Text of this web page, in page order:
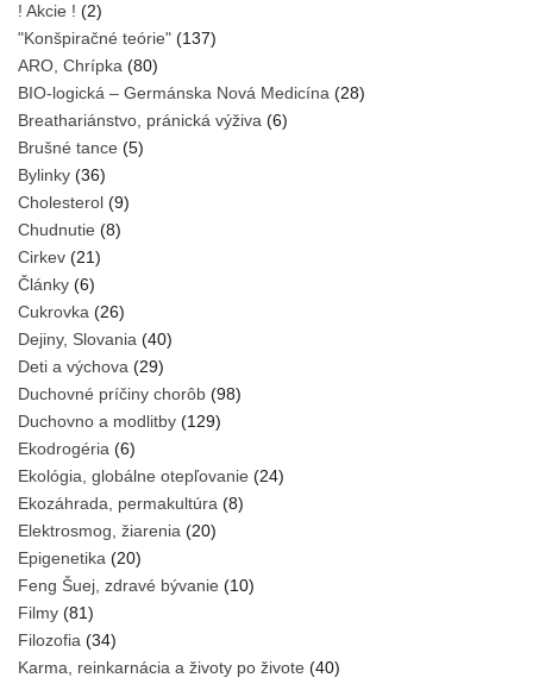
! Akcie ! (2)
"Konšpiračné teórie" (137)
ARO, Chrípka (80)
BIO-logická – Germánska Nová Medicína (28)
Breathariánstvo, pránická výživa (6)
Brušné tance (5)
Bylinky (36)
Cholesterol (9)
Chudnutie (8)
Cirkev (21)
Články (6)
Cukrovka (26)
Dejiny, Slovania (40)
Deti a výchova (29)
Duchovné príčiny chorôb (98)
Duchovno a modlitby (129)
Ekodrogéria (6)
Ekológia, globálne otepľovanie (24)
Ekozáhrada, permakultúra (8)
Elektrosmog, žiarenia (20)
Epigenetika (20)
Feng Šuej, zdravé bývanie (10)
Filmy (81)
Filozofia (34)
Karma, reinkarnácia a životy po živote (40)